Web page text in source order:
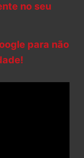
no seu
para não